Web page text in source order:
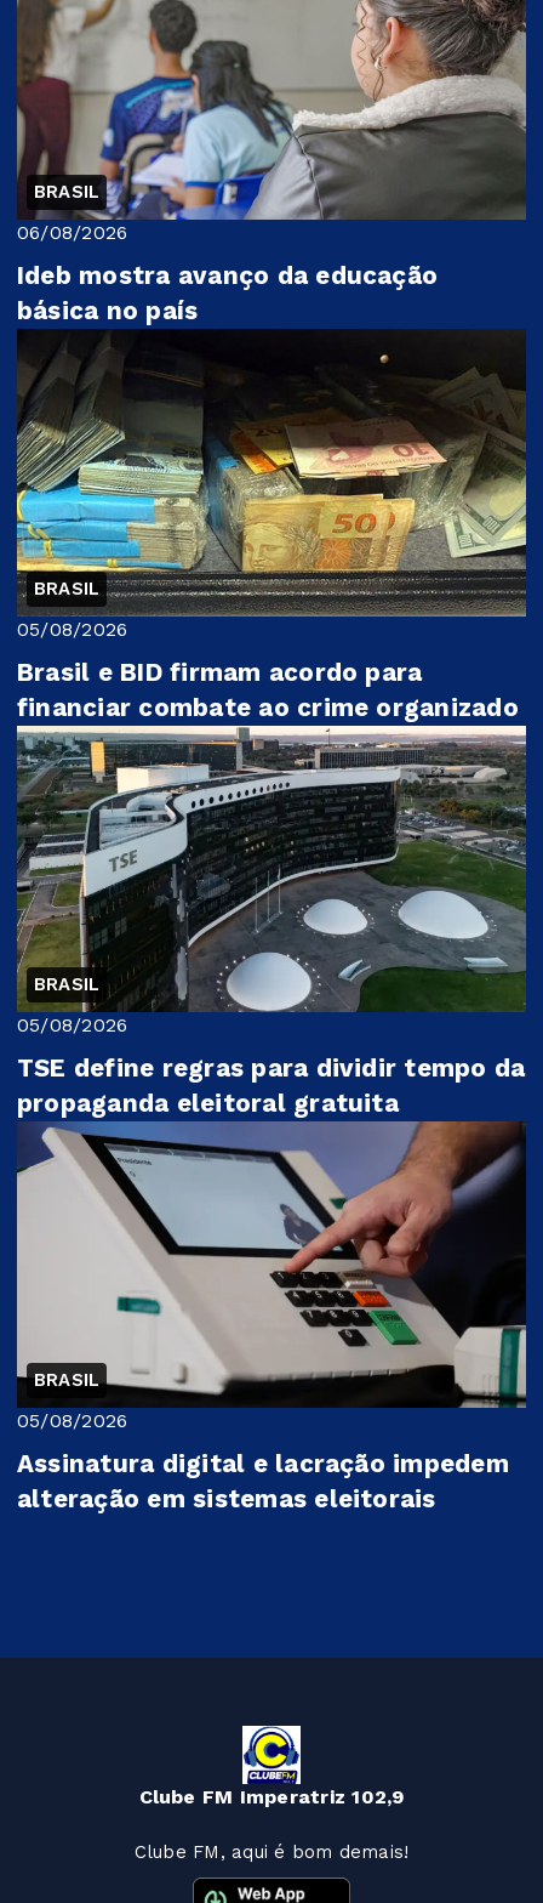
BRASIL
06/08/2026
Ideb mostra avanço da educação
básica no país
BRASIL
05/08/2026
Brasil e BID firmam acordo para
financiar combate ao crime organizado
BRASIL
05/08/2026
TSE define regras para dividir tempo da
propaganda eleitoral gratuita
BRASIL
05/08/2026
Assinatura digital e lacração impedem
alteração em sistemas eleitorais
Clube FM Imperatriz 102,9
Clube FM, aqui é bom demais!